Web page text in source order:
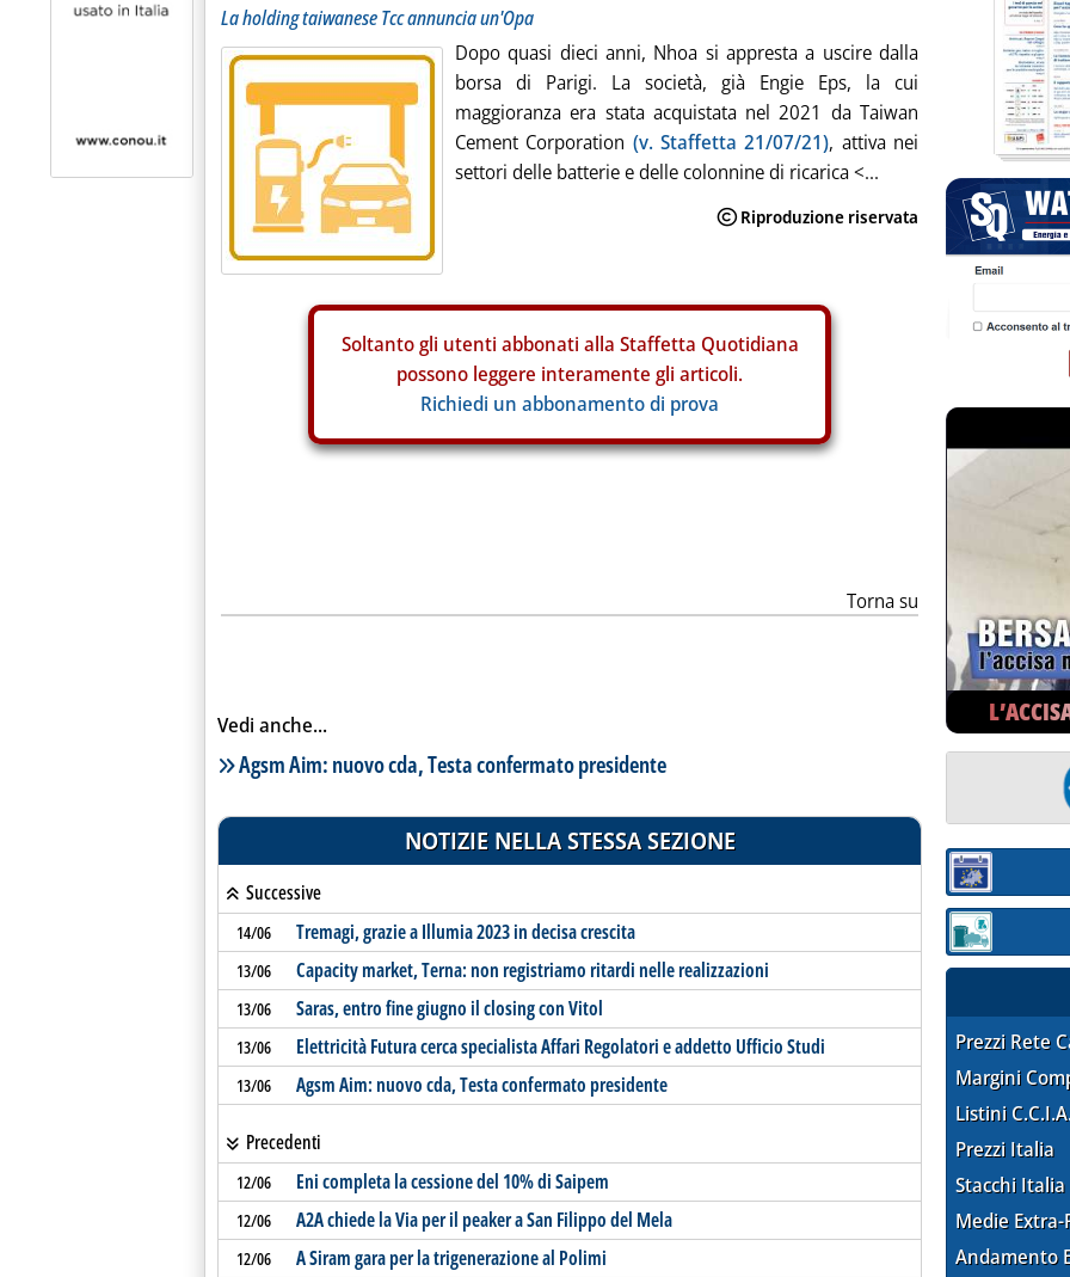
La holding taiwanese Tcc annuncia un'Opa
Dopo quasi dieci anni, Nhoa si appresta a uscire dalla
borsa di Parigi. La società, già Engie Eps, la cui
maggioranza era stata acquistata nel 2021 da Taiwan
Cement Corporation (v. Staffetta 21/07/21), attiva nei
settori delle batterie e delle colonnine di ricarica <...
Soltanto gli utenti abbonati alla Staffetta Quotidiana
possono leggere interamente gli articoli.
Richiedi un abbonamento di prova
Torna su
Vedi anche...
Lista notizie correlate
Agsm Aim: nuovo cda, Testa confermato presidente
NOTIZIE NELLA STESSA SEZIONE
Successive
14/06 Tremagi, grazie a Illumia 2023 in decisa crescita
13/06 Capacity market, Terna: non registriamo ritardi nelle realizzazioni
13/06 Saras, entro fine giugno il closing con Vitol
13/06 Elettricità Futura cerca specialista Affari Regolatori e addetto Ufficio Studi
13/06 Agsm Aim: nuovo cda, Testa confermato presidente
Precedenti
12/06 Eni completa la cessione del 10% di Saipem
12/06 A2A chiede la Via per il peaker a San Filippo del Mela
12/06 A Siram gara per la trigenerazione al Polimi
Sezione:
Sezione:
Prezzi Rete
Margini
Listini
Prezzi Italia
Stacchi Italia
Medie Extra-
Andamento